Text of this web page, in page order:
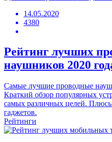
14.05.2020
4380
Рейтинг лучших
наушников 2020
Самые лучшие проводные
Краткий обзор популярных
самых различных целей.
гаджетов.
Рейтинги